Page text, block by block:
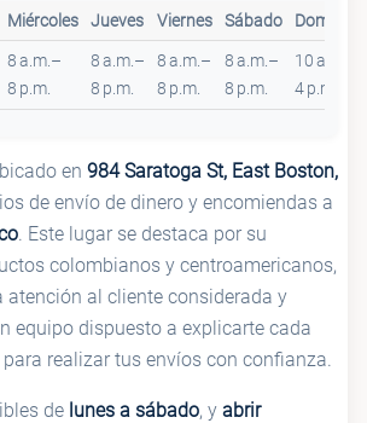
Miércoles Jueves Viernes Sábado Domingo
8 a.m.–
8 p.m.
8 a.m.–
8 p.m.
8 a.m.–
8 p.m.
8 a.m.–
8 p.m.
10 a.m.–
4 p.m.
en 984 Saratoga St, East Boston,
de envío de dinero y encomiendas a
. Este lugar se destaca por su
colombianos y centroamericanos,
atención al cliente considerada y
equipo dispuesto a explicarte cada
realizar tus envíos con confianza.
de lunes a sábado, y abrir